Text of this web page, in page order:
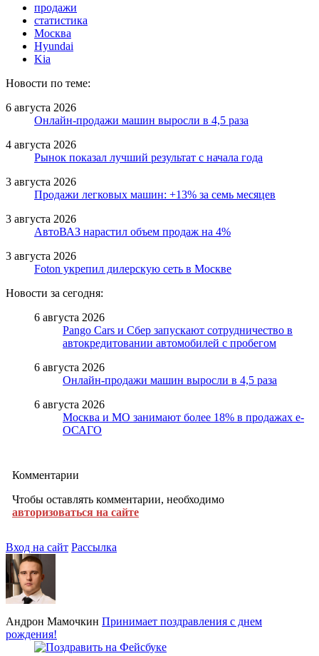
продажи
статистика
Москва
Hyundai
Kia
Новости по теме:
6 августа 2026
Онлайн-продажи машин выросли в 4,5 раза
4 августа 2026
Рынок показал лучший результат с начала года
3 августа 2026
Продажи легковых машин: +13% за семь месяцев
3 августа 2026
АвтоВАЗ нарастил объем продаж на 4%
3 августа 2026
Foton укрепил дилерскую сеть в Москве
Новости за сегодня:
6 августа 2026
Pango Cars и Сбер запускают сотрудничество в
автокредитовании автомобилей с пробегом
6 августа 2026
Онлайн-продажи машин выросли в 4,5 раза
6 августа 2026
Москва и МО занимают более 18% в продажах е-
ОСАГО
Комментарии
Чтобы оставлять комментарии, необходимо
авторизоваться на сайте
Вход на сайт Рассылка
Андрон Мамочкин Принимает поздравления с днем
рождения!